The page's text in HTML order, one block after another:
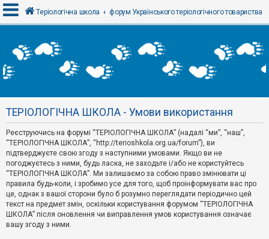
х
і
Р
є
с
т
р
а
ц
я
Т
Теріологічна школа форум Українського теріологічного товариства
ТЕРІОЛОГІЧНА ШКОЛА - Умови використання
Реєструючись на форумі “ТЕРІОЛОГІЧНА ШКОЛА” (надалі “ми”, “наш”,
“ТЕРІОЛОГІЧНА ШКОЛА”, “http://terioshkola.org.ua/forum”), ви
підтверджуєте свою згоду з наступними умовами. Якщо ви не
погоджуєтесь з ними, будь ласка, не заходьте і/або не користуйтесь
“ТЕРІОЛОГІЧНА ШКОЛА”. Ми залишаємо за собою право змінювати ці
правила будь-коли, і зробимо усе для того, щоб проінформувати вас про
це, однак з вашої сторони було б розумно переглядати періодично цей
текст на предмет змін, оскільки користування форумом “ТЕРІОЛОГІЧНА
ШКОЛА” після оновлення чи виправлення умов користування означає
вашу згоду з ними.